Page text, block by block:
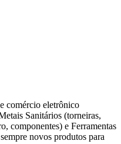
comércio eletrônico
Sanitários (torneiras,
componentes) e Ferramentas
novos produtos para